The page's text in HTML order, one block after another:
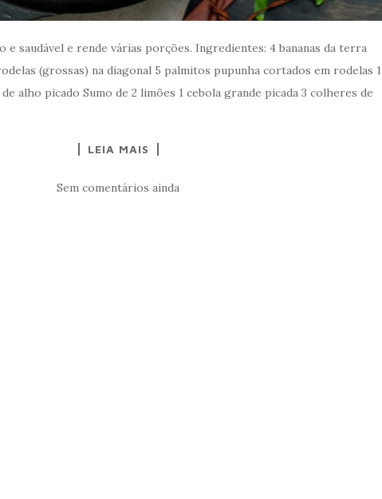
saudável e rende várias porções. Ingredientes: 4 bananas da terra
(grossas) na diagonal 5 palmitos pupunha cortados em rodelas 1
alho picado Sumo de 2 limões 1 cebola grande picada 3 colheres de
LEIA MAIS
Sem comentários ainda